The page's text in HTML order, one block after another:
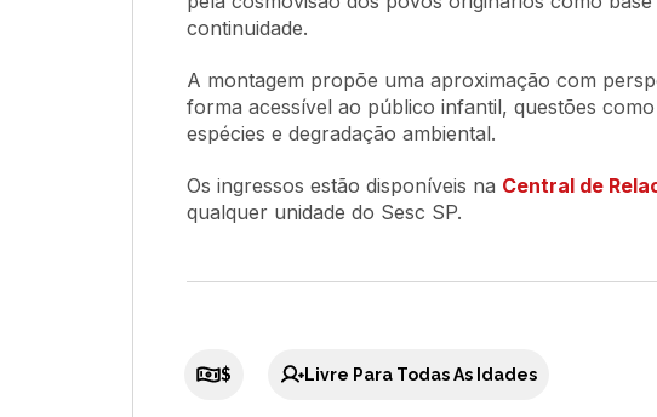
continuidade.
A montagem propõe uma aproximação com
forma acessível ao público infantil, questões
espécies e degradação ambiental.
Os ingressos estão disponíveis na Central de
qualquer unidade do Sesc SP.
$ Livre Para Todas As Idades